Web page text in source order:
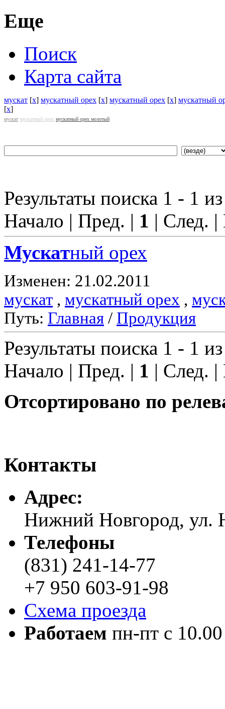
Еще
Поиск
Карта сайта
мускат [x] мускатный орех [x] мускатный орех [x] мускатный
[x]
мускат мускатный орех мускатный орех молотый
Результаты поиска 1 - 1
Начало | Пред. | 1 | След.
Мускатный орех
Изменен: 21.02.2011
мускат , мускатный орех ,
Путь: Главная / Продукция
Результаты поиска 1 - 1
Начало | Пред. | 1 | След.
Отсортировано по
Контакты
Адреc:
Нижний Новгород, ул.
Телефоны
(831) 241-14-77
+7 950 603-91-98
Схема проезда
Работаем пн-пт с